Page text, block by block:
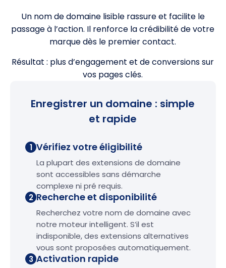
Un nom de domaine lisible rassure et facilite le
passage à l’action. Il renforce la crédibilité de votre
marque dès le premier contact.
Résultat : plus d’engagement et de conversions sur
vos pages clés.
Enregistrer un domaine : simple
et rapide
1 Vérifiez votre éligibilité
La plupart des extensions de domaine
sont accessibles sans démarche
complexe ni pré requis.
2 Recherche et disponibilité
Recherchez votre nom de domaine avec
notre moteur intelligent. S’il est
indisponible, des extensions alternatives
vous sont proposées automatiquement.
3 Activation rapide